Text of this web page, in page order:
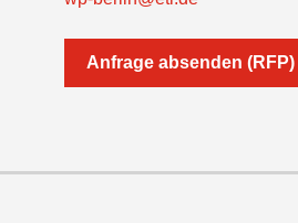
Anfrage absenden (RFP)